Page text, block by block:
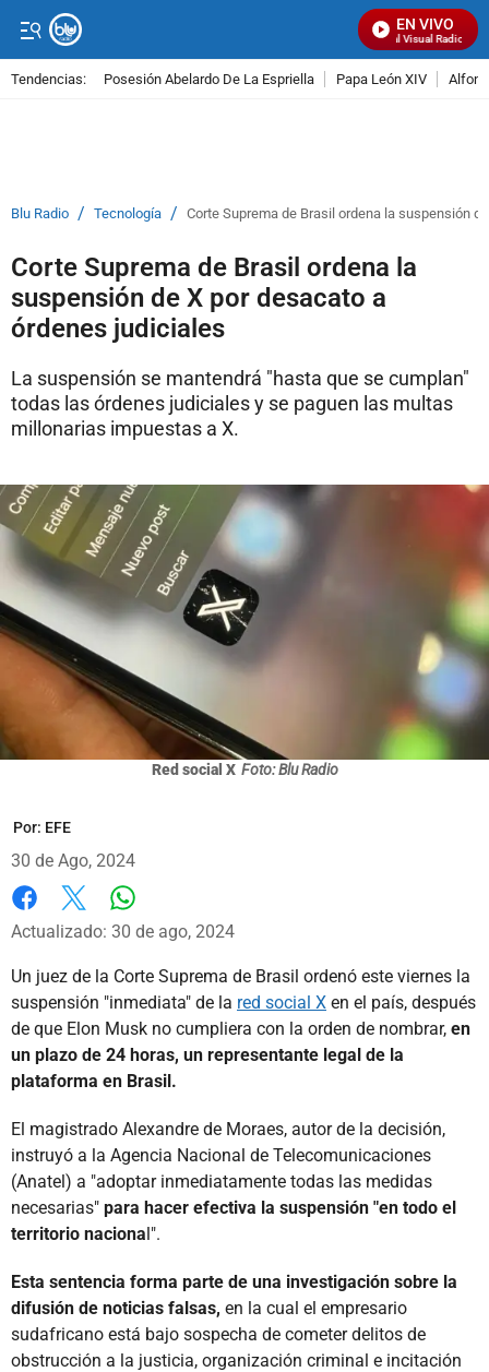
EN VIVO
Señal Visual Radio
Tendencias: Posesión Abelardo De La Espriella Papa León XIV
Blu Radio / Tecnología / Corte Suprema de Brasil ordena la suspensión
Corte Suprema de Brasil ordena la
suspensión de X por desacato a
órdenes judiciales
La suspensión se mantendrá "hasta que se cumplan"
todas las órdenes judiciales y se paguen las multas
millonarias impuestas a X.
Red social X Foto: Blu Radio
Por: EFE
30 de Ago, 2024
Facebook
X
Actualizado: 30 de ago, 2024
Un juez de la Corte Suprema de Brasil ordenó este viernes la
suspensión "inmediata" de la red social X en el país, después
de que Elon Musk no cumpliera con la orden de nombrar, en
un plazo de 24 horas, un representante legal de la
plataforma en Brasil.
El magistrado Alexandre de Moraes, autor de la decisión,
instruyó a la Agencia Nacional de Telecomunicaciones
(Anatel) a "adoptar inmediatamente todas las medidas
necesarias" para hacer efectiva la suspensión "en todo el
territorio nacional".
Esta sentencia forma parte de una investigación sobre la
difusión de noticias falsas, en la cual el empresario
sudafricano está bajo sospecha de cometer delitos de
obstrucción a la justicia, organización criminal e incitación